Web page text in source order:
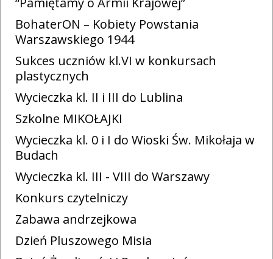
BohaterON – Kobiety Powstania
Warszawskiego 1944
Sukces uczniów kl.VI w konkursach
plastycznych
Wycieczka kl. II i III do Lublina
Szkolne MIKOŁAJKI
Wycieczka kl. 0 i I do Wioski Św. Mikołaja w
Budach
Wycieczka kl. III - VIII do Warszawy
Konkurs czytelniczy
Zabawa andrzejkowa
Dzień Pluszowego Misia